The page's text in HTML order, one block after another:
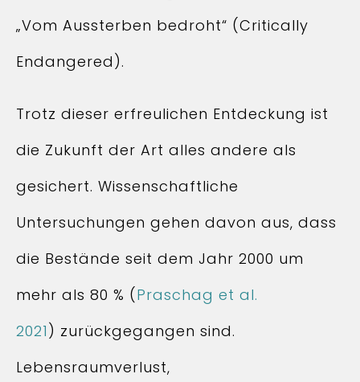
„Vom Aussterben bedroht“ (Critically
Endangered).
Trotz dieser erfreulichen Entdeckung ist
die Zukunft der Art alles andere als
gesichert. Wissenschaftliche
Untersuchungen gehen davon aus, dass
die Bestände seit dem Jahr 2000 um
mehr als 80 % (Praschag et al.
2021 ) zurückgegangen sind.
Lebensraumverlust,